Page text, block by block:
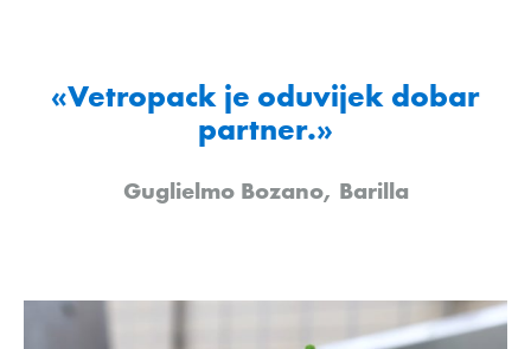
«Vetropack je oduvijek dobar
partner.»
Guglielmo Bozano, Barilla